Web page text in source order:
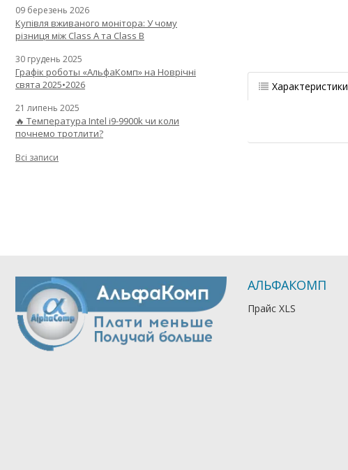
Характеристики
09 березень 2026
Купівля вживаного монітора: У чому
різниця між Class A та Class B
30 грудень 2025
Графік роботы «АльфаКомп» на Новрічні
свята 2025•2026
21 липень 2025
🔥 Температура Intel i9-9900k чи коли
почнемо тротлити?
Всі записи
АЛЬФАКОМП
Прайс XLS